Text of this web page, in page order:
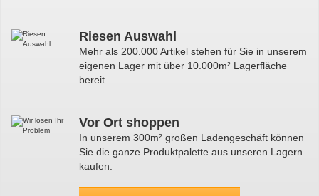
Riesen Auswahl
Mehr als 200.000 Artikel stehen für Sie in unserem
eigenen Lager mit über 10.000m² Lagerfläche
bereit.
Vor Ort shoppen
In unserem 300m² großen Ladengeschäft können
Sie die ganze Produktpalette aus unseren Lagern
kaufen.